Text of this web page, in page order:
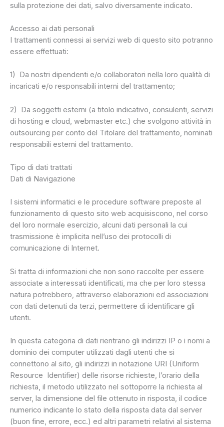
sulla protezione dei dati, salvo diversamente indicato.
Accesso ai dati personali
I trattamenti connessi ai servizi web di questo sito potranno
essere effettuati:
1) Da nostri dipendenti e/o collaboratori nella loro qualità di
incaricati e/o responsabili interni del trattamento;
2) Da soggetti esterni (a titolo indicativo, consulenti, servizi
di hosting e cloud, webmaster etc.) che svolgono attività in
outsourcing per conto del Titolare del trattamento, nominati
responsabili esterni del trattamento.
Tipo di dati trattati
Dati di Navigazione
I sistemi informatici e le procedure software preposte al
funzionamento di questo sito web acquisiscono, nel corso
del loro normale esercizio, alcuni dati personali la cui
trasmissione è implicita nell’uso dei protocolli di
comunicazione di Internet.
Si tratta di informazioni che non sono raccolte per essere
associate a interessati identificati, ma che per loro stessa
natura potrebbero, attraverso elaborazioni ed associazioni
con dati detenuti da terzi, permettere di identificare gli
utenti.
In questa categoria di dati rientrano gli indirizzi IP o i nomi a
dominio dei computer utilizzati dagli utenti che si
connettono al sito, gli indirizzi in notazione URI (Uniform
Resource Identifier) delle risorse richieste, l’orario della
richiesta, il metodo utilizzato nel sottoporre la richiesta al
server, la dimensione del file ottenuto in risposta, il codice
numerico indicante lo stato della risposta data dal server
(buon fine, errore, ecc.) ed altri parametri relativi al sistema